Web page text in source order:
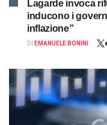
Lagarde invoca
inducono i
inflazione”
DI EMANUELE BONINI